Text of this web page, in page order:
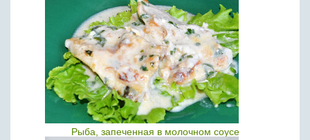
Рыба, запеченная в молочном соусе